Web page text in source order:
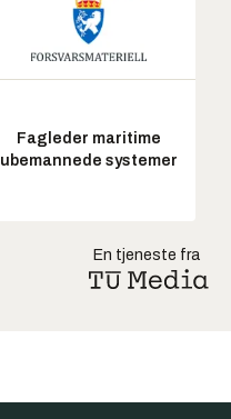
Fagleder maritime
ubemannede systemer
En tjeneste fra